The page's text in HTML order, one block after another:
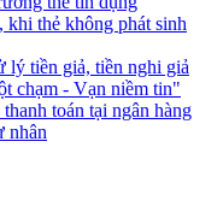
khi thẻ không phát sinh
lý tiền giả, tiền nghi giả
chạm - Vạn niềm tin"
toán tại ngân hàng
nhân